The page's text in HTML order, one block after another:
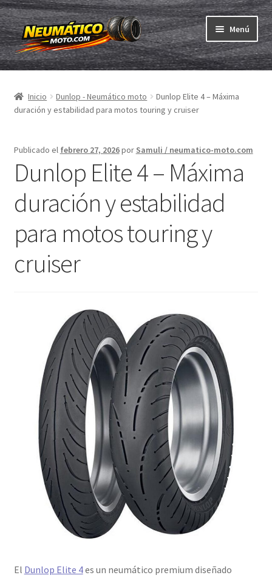
Ir
a
la
navegación
Ir
al
contenido
Menú
Neumáticos
menú
Cámaras & cintas
ABC
el
Marcas
Pruebas
Contacto
Inicio Dunlop - Neumático moto
Dunlop Elite 4 – Máxima
duración y estabilidad para motos touring y cruiser
Publicado el febrero 27, 2026por Samuli / neumatico-moto.com
Dunlop Elite 4 – Máxima
duración y estabilidad
para motos touring y
cruiser
El Dunlop Elite 4es un neumático premium diseñado